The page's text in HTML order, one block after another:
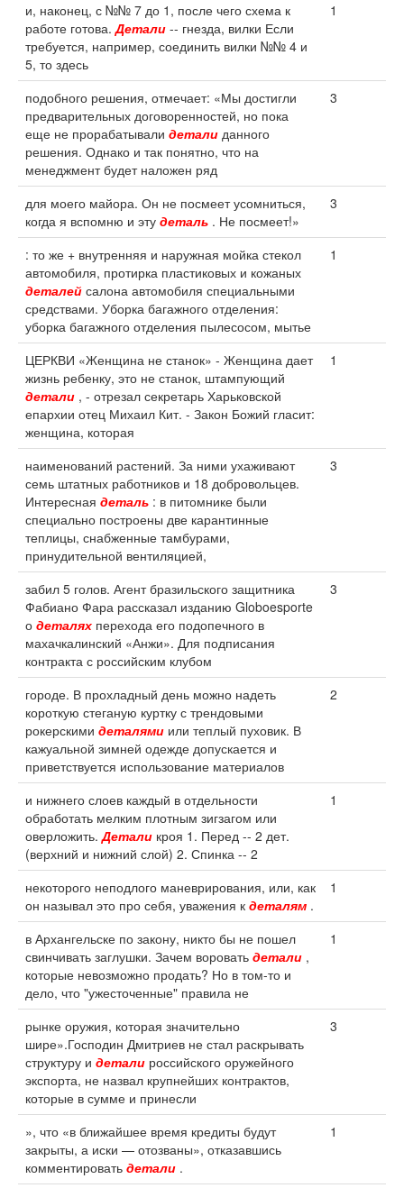
и, наконец, с №№ 7 до 1, после чего схема к
работе готова.Детали -- гнезда, вилки Если
требуется, например, соединить вилки №№ 4 и
5, то здесь
1
подобного решения, отмечает: «Мы достигли
предварительных договоренностей, но пока
еще не прорабатывали детали данного
решения. Однако и так понятно, что на
менеджмент будет наложен ряд
3
для моего майора. Он не посмеет усомниться,
когда я вспомню и эту деталь . Не посмеет!»
3
: то же + внутренняя и наружная мойка стекол
автомобиля, протирка пластиковых и кожаных
деталей салона автомобиля специальными
средствами. Уборка багажного отделения:
уборка багажного отделения пылесосом, мытье
1
ЦЕРКВИ «Женщина не станок» - Женщина дает
жизнь ребенку, это не станок, штампующий
детали , - отрезал секретарь Харьковской
епархии отец Михаил Кит. - Закон Божий гласит:
женщина, которая
1
наименований растений. За ними ухаживают
семь штатных работников и 18 добровольцев.
Интересная деталь : в питомнике были
специально построены две карантинные
теплицы, снабженные тамбурами,
принудительной вентиляцией,
3
забил 5 голов. Агент бразильского защитника
Фабиано Фара рассказал изданию Globoesporte
о деталях перехода его подопечного в
махачкалинский «Анжи». Для подписания
контракта с российским клубом
3
городе. В прохладный день можно надеть
короткую стеганую куртку с трендовыми
рокерскими деталями или теплый пуховик. В
кажуальной зимней одежде допускается и
приветствуется использование материалов
2
и нижнего слоев каждый в отдельности
обработать мелким плотным зигзагом или
оверложить.Детали кроя 1. Перед -- 2 дет.
(верхний и нижний слой) 2. Спинка -- 2
1
некоторого неподлого маневрирования, или, как
он называл это про себя, уважения к деталям .
1
в Архангельске по закону, никто бы не пошел
свинчивать заглушки. Зачем воровать детали ,
которые невозможно продать? Но в том-то и
дело, что "ужесточенные" правила не
1
рынке оружия, которая значительно
шире».Господин Дмитриев не стал раскрывать
структуру и детали российского оружейного
экспорта, не назвал крупнейших контрактов,
которые в сумме и принесли
3
», что «в ближайшее время кредиты будут
закрыты, а иски — отозваны», отказавшись
комментировать детали .
1